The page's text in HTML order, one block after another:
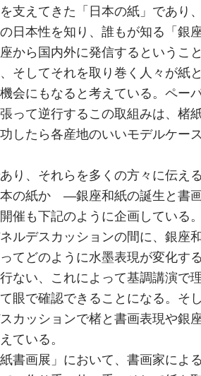
支えてきた「日本の紙」であり
日本性を知り、誰もが知る「銀座
から国内外に発信するというこ
そしてそれを取り巻く人々が紙
会にもなると考えている。ペー
って逆行するこの取組みは、楮
したら各産地のいいモデルケー
り、それらを多くの方々に伝え
の紙か ―銀座和紙の誕生と書
も下記のように企画している。
ルデスカッションの間に、銀座
てどのように水墨表現が変化す
ない、これによって基調講演で
眼で確認できることになる。そし
カッションで楮と書画表現や銀
ている。
書画展」において、書画家による